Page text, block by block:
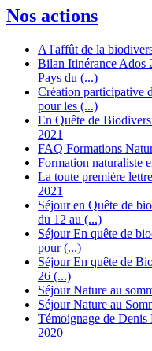
Nos actions
A l'affût de la
Bilan Itinérance Ados
Pays du (...)
Création participative
pour les (...)
En Quête de
2021
FAQ Formations
Formation naturaliste
La toute première
2021
Séjour en Quête de
du 12 au (...)
Séjour En quête de
pour (...)
Séjour En quête de
26 (...)
Séjour Nature au
Séjour Nature au
Témoignage de
2020